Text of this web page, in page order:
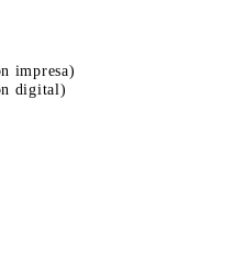
impresa)
digital)